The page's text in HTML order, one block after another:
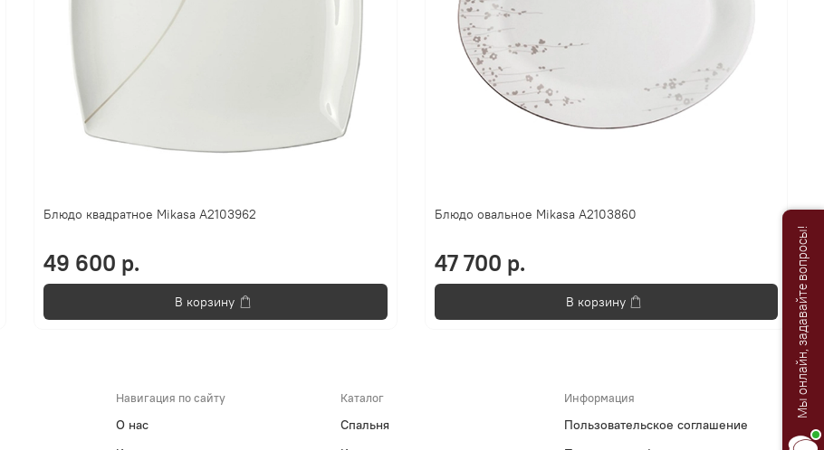
Блюдо квадратное Mikasa A2103962
49 600 р.
В корзину
Блюдо овальное Mikasa A2103860
47 700 р.
В корзину
Навигация по сайту
О нас
Каталог
Спальня
Информация
Пользовательское соглашение
Мы онлайн, задавайте вопросы!